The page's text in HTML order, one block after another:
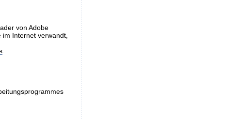
von Adobe
Internet verwandt,
.